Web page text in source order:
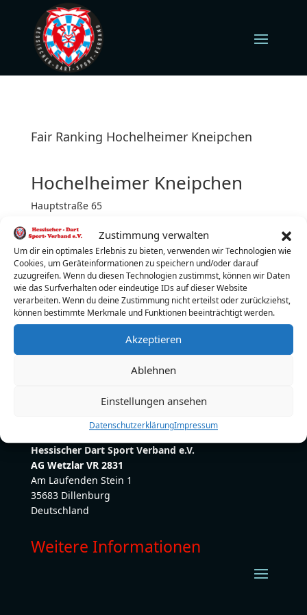
Zustimmung verwalten
Um dir ein optimales Erlebnis zu bieten, verwenden wir Technologien wie
Cookies, um Geräteinformationen zu speichern und/oder darauf
zuzugreifen. Wenn du diesen Technologien zustimmst, können wir Daten
wie das Surfverhalten oder eindeutige IDs auf dieser Website
verarbeiten. Wenn du deine Zustimmung nicht erteilst oder zurückziehst,
können bestimmte Merkmale und Funktionen beeinträchtigt werden.
Akzeptieren
Ablehnen
Einstellungen ansehen
DatenschutzerklärungImpressum
Fair Ranking Hochelheimer Kneipchen
Hochelheimer Kneipchen
Hauptstraße 65
Donnerstag (jeden)
Turnierbeginn: 19:00 Uhr
Turnierleiter:Nataly Hildebrandt
Telefon:015901957356
E-Mail: natalyhildebrandt7@gmail.com
Hessischer Dart Sport Verband e.V.
AG Wetzlar VR 2831
Am Laufenden Stein 1
35683 Dillenburg
Deutschland
Weitere Informationen